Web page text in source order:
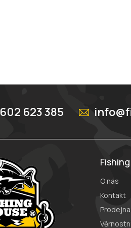
602 623 385
O nás
Kontakt
Prodejna